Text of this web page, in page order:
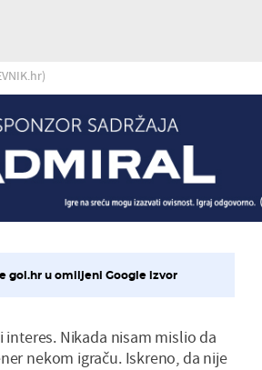
gol.hr u omiljeni Google izvor
Nikada nisam mislio da
nekom igraču. Iskreno, da nije